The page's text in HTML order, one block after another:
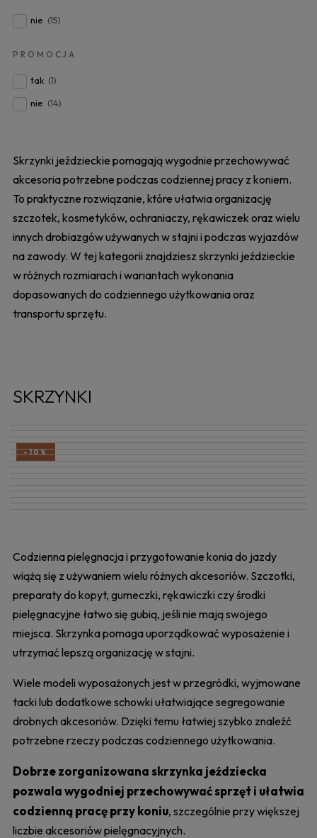
nie (15)
PROMOCJA
tak (1)
nie (14)
Skrzynki jeździeckie pomagają wygodnie przechowywać
akcesoria potrzebne podczas codziennej pracy z koniem.
To praktyczne rozwiązanie, które ułatwia organizację
szczotek, kosmetyków, ochraniaczy, rękawiczek oraz wielu
innych drobiazgów używanych w stajni i podczas wyjazdów
na zawody. W tej kategorii znajdziesz skrzynki jeździeckie
w różnych rozmiarach i wariantach wykonania
dopasowanych do codziennego użytkowania oraz
transportu sprzętu.
SKRZYNKI
-10%
Codzienna pielęgnacja i przygotowanie konia do jazdy
wiążą się z używaniem wielu różnych akcesoriów. Szczotki,
preparaty do kopyt, gumeczki, rękawiczki czy środki
pielęgnacyjne łatwo się gubią, jeśli nie mają swojego
miejsca. Skrzynka pomaga uporządkować wyposażenie i
utrzymać lepszą organizację w stajni.
Wiele modeli wyposażonych jest w przegródki, wyjmowane
tacki lub dodatkowe schowki ułatwiające segregowanie
drobnych akcesoriów. Dzięki temu łatwiej szybko znaleźć
potrzebne rzeczy podczas codziennego użytkowania.
Dobrze zorganizowana skrzynka jeździecka
pozwala wygodniej przechowywać sprzęt i ułatwia
codzienną pracę przy koniu, szczególnie przy większej
liczbie akcesoriów pielęgnacyjnych.